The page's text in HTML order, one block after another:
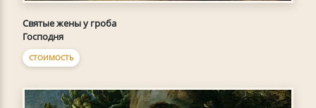
Святые жены у гроба
Господня
СТОИМОСТЬ